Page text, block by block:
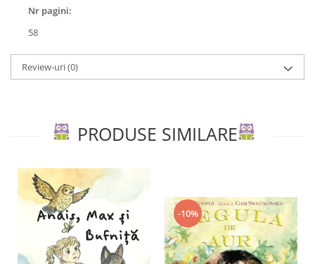
Editura Pandora M
Editura Portocala Albastră
Editura Scriptum
Editura Sophia
Editura Verba
Nr pagini:
58
Review-uri(0)
PRODUSE SIMILARE
-10%